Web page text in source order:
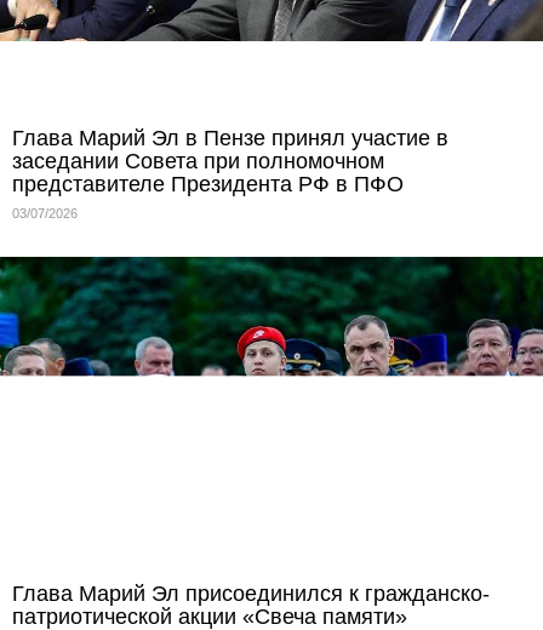
Глава Марий Эл в Пензе принял участие в
заседании Совета при полномочном
представителе Президента РФ в ПФО
03/07/2026
Глава Марий Эл присоединился к гражданско-
патриотической акции «Свеча памяти»